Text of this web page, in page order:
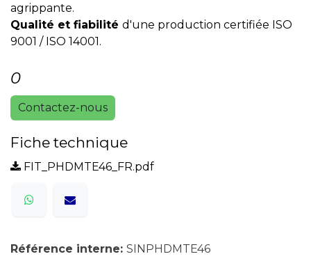
agrippante.
Qualité et fiabilité d'une production certifiée ISO
9001 / ISO 14001.
0
Contactez-nous
Fiche technique
FIT_PHDMTE46_FR.pdf
Référence interne: SINPHDMTE46